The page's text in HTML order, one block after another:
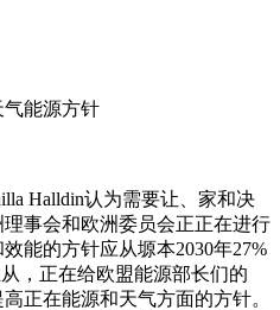
气能源方针
Halldin认为需要让、家和决
事会和欧洲委员会正正在进行
能的方针应从塬本2030年27%
，正在给欧盟能源部长们的
正在能源和天气方面的方针。